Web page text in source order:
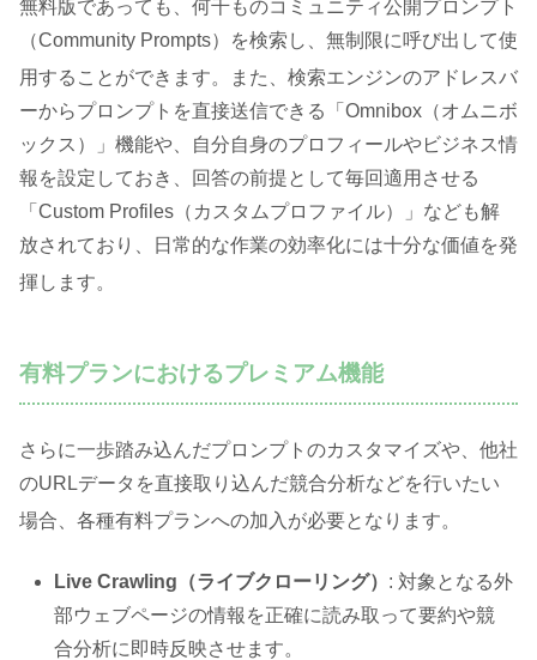
無料版であっても、何千ものコミュニティ公開プロンプト
（Community Prompts）を検索し、無制限に呼び出して使
用することができます。また、検索エンジンのアドレスバ
ーからプロンプトを直接送信できる「Omnibox（オムニボ
ックス）」機能や、自分自身のプロフィールやビジネス情
報を設定しておき、回答の前提として毎回適用させる
「Custom Profiles（カスタムプロファイル）」なども解
放されており、日常的な作業の効率化には十分な価値を発
揮します。
有料プランにおけるプレミアム機能
さらに一歩踏み込んだプロンプトのカスタマイズや、他社
のURLデータを直接取り込んだ競合分析などを行いたい
場合、各種有料プランへの加入が必要となります。
Live Crawling（ライブクローリング） : 対象となる外
部ウェブページの情報を正確に読み取って要約や競
合分析に即時反映させます。